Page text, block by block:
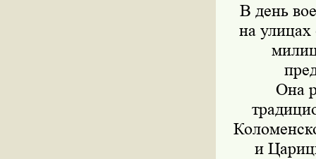
В день
на
Она
и